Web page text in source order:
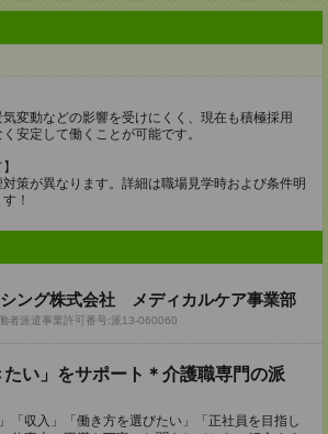
変動などの影響を受けにくく、現在も積極採用
安定して働くことが可能です。
策が異なります。詳細は職場見学時および条件明
！
シング株式会社 メディカルケア事業部
者派遣事業許可番号:派13-060060
たい」をサポート＊介護職専門の派
「収入」「働き方を選びたい」「正社員を目指し